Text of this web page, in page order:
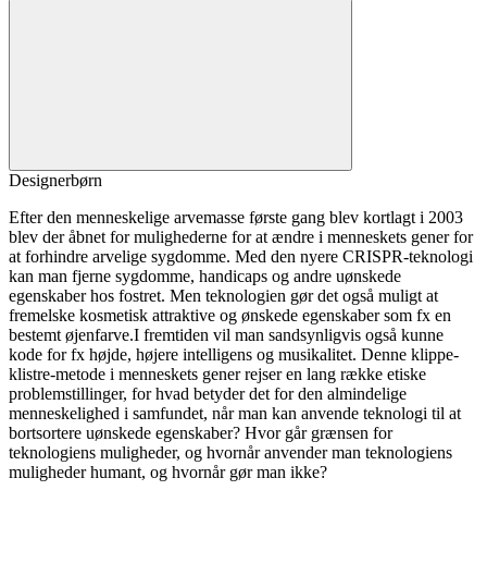
Designerbørn
Efter den menneskelige arvemasse første gang blev kortlagt i 2003
blev der åbnet for mulighederne for at ændre i menneskets gener for
at forhindre arvelige sygdomme. Med den nyere CRISPR-teknologi
kan man fjerne sygdomme, handicaps og andre uønskede
egenskaber hos fostret. Men teknologien gør det også muligt at
fremelske kosmetisk attraktive og ønskede egenskaber som fx en
bestemt øjenfarve.I fremtiden vil man sandsynligvis også kunne
kode for fx højde, højere intelligens og musikalitet. Denne klippe-
klistre-metode i menneskets gener rejser en lang række etiske
problemstillinger, for hvad betyder det for den almindelige
menneskelighed i samfundet, når man kan anvende teknologi til at
bortsortere uønskede egenskaber? Hvor går grænsen for
teknologiens muligheder, og hvornår anvender man teknologiens
muligheder humant, og hvornår gør man ikke?